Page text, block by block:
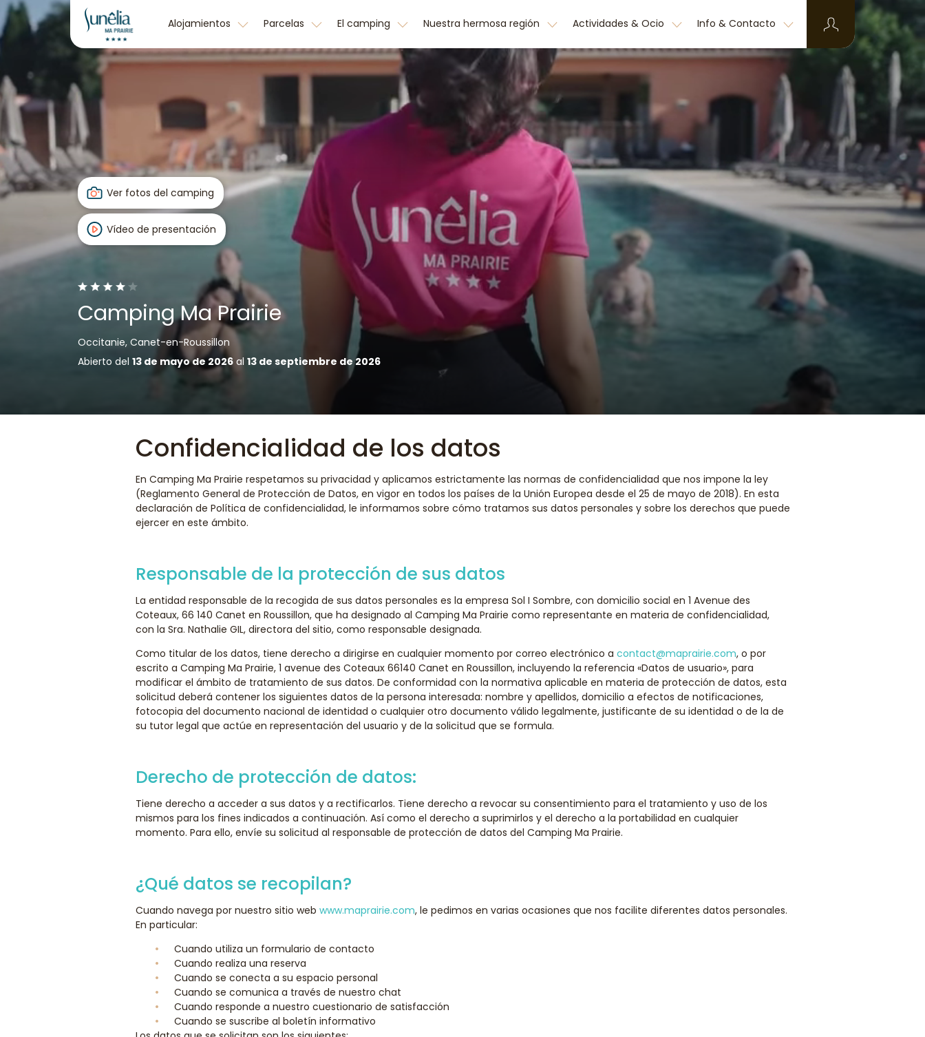
Alojamientos Parcelas El camping Nuestra hermosa región Actividades & Ocio Info & Contacto
Ver fotos del camping
Vídeo de presentación
Camping Ma Prairie
Occitanie, Canet-en-Roussillon
Abierto del 13 de mayo de 2026al 13 de septiembre de 2026
Confidencialidad de los datos
En Camping Ma Prairie respetamos su privacidad y aplicamos estrictamente las normas de confidencialidad que nos impone la ley
(Reglamento General de Protección de Datos, en vigor en todos los países de la Unión Europea desde el 25 de mayo de 2018). En esta
declaración de Política de confidencialidad, le informamos sobre cómo tratamos sus datos personales y sobre los derechos que puede
ejercer en este ámbito.
Responsable de la protección de sus datos
La entidad responsable de la recogida de sus datos personales es la empresa Sol I Sombre, con domicilio social en 1 Avenue des
Coteaux, 66 140 Canet en Roussillon, que ha designado al Camping Ma Prairie como representante en materia de confidencialidad,
con la Sra. Nathalie GIL, directora del sitio, como responsable designada.
Como titular de los datos, tiene derecho a dirigirse en cualquier momento por correo electrónico a contact@maprairie.com, o por
escrito a Camping Ma Prairie, 1 avenue des Coteaux 66140 Canet en Roussillon, incluyendo la referencia «Datos de usuario», para
modificar el ámbito de tratamiento de sus datos. De conformidad con la normativa aplicable en materia de protección de datos, esta
solicitud deberá contener los siguientes datos de la persona interesada: nombre y apellidos, domicilio a efectos de notificaciones,
fotocopia del documento nacional de identidad o cualquier otro documento válido legalmente, justificante de su identidad o de la de
su tutor legal que actúe en representación del usuario y de la solicitud que se formula.
Derecho de protección de datos:
Tiene derecho a acceder a sus datos y a rectificarlos. Tiene derecho a revocar su consentimiento para el tratamiento y uso de los
mismos para los fines indicados a continuación. Así como el derecho a suprimirlos y el derecho a la portabilidad en cualquier
momento. Para ello, envíe su solicitud al responsable de protección de datos del Camping Ma Prairie.
¿Qué datos se recopilan?
Cuando navega por nuestro sitio web www.maprairie.com, le pedimos en varias ocasiones que nos facilite diferentes datos personales.
En particular:
Cuando utiliza un formulario de contacto
Cuando realiza una reserva
Cuando se conecta a su espacio personal
Cuando se comunica a través de nuestro chat
Cuando responde a nuestro cuestionario de satisfacción
Cuando se suscribe al boletín informativo